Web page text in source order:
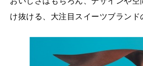
け抜ける、大注目スイーツブランド